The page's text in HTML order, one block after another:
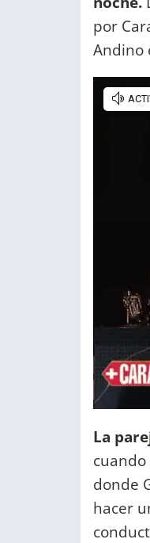
por
Andino
La
donde
hacer